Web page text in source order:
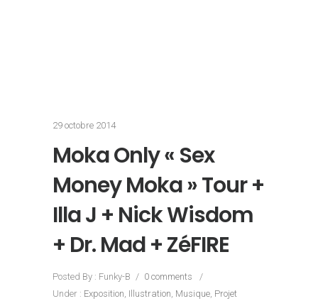
29 octobre 2014
Moka Only « Sex
Money Moka » Tour +
Illa J + Nick Wisdom
+ Dr. Mad + ZéFIRE
Posted By : Funky-B / 0 comments
/
Under : Exposition, Illustration, Musique, Projet